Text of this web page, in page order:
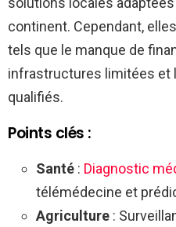
continent. Cependant,
tels que le manque de
infrastructures limitées et
qualifiés.
Points clés :
Santé : Diagnostic
télémédecine et
Agriculture :